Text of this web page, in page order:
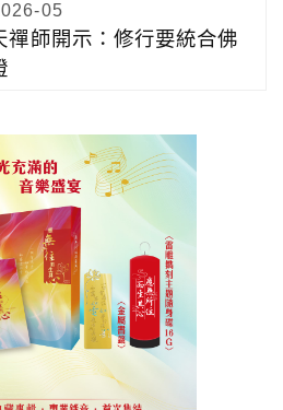
05
禪師開示：修行要統合佛